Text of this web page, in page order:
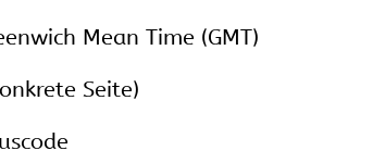
Mean Time (GMT)
Seite)